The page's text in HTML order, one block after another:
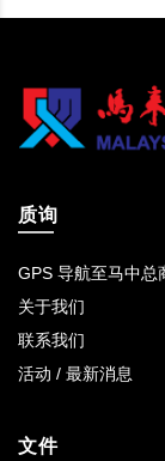
质询
GPS 导航至马中总
关于我们
联系我们
活动 / 最新消息
文件